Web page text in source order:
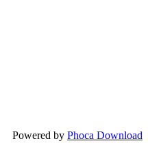
Powered by Phoca Download